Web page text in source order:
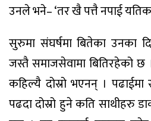
उनले भने– ‘तर खै पत्तै नपाई
सुरुमा संघर्षमा बितेका उनका
जस्तै समाजसेवामा बितिरहेको छ
कहिल्यै दोस्रो भएनन् ।
पढदा दोस्रो हुने कति साथीहरु